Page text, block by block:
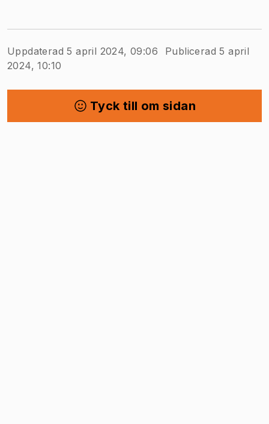
Uppdaterad 5 april 2024, 09:06
Publicerad 5 april
2024, 10:10
Tyck till om sidan